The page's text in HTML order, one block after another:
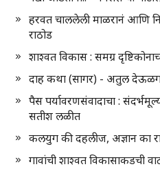
हरवत चाललेली माळरानं आणि
राठोड
शाश्वत विकास : समग्र
दाह कथा (सागर) - अतुल
पैस पर्यावरणसंवादाचा :
सतीश लळीत
कलयुग की दहलीज, अज्ञान का
गावांची शाश्वत विकासाकडची